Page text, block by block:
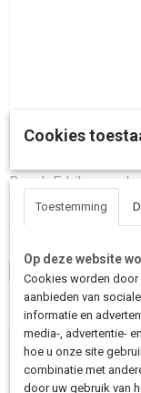
Bosch E-bike
Productomschrijving:
€ 29,95
IN WINKELWAGEN
Cookies
Toestemming
Op deze website
Cookies worden door
aanbieden van
informatie en
media-, advertentie-
hoe u onze site
combinatie met
door uw gebruik van